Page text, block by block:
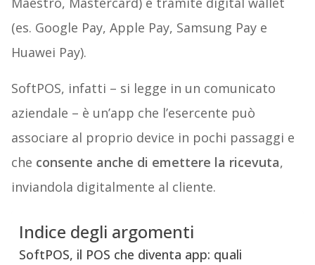
(es. Google Pay, Apple Pay, Samsung Pay e
Huawei Pay).
SoftPOS, infatti – si legge in un comunicato
aziendale – è un’app che l’esercente può
associare al proprio device in pochi passaggi e
che consente anche di emettere la ricevuta,
inviandola digitalmente al cliente.
Indice degli argomenti
SoftPOS, il POS che diventa app: quali